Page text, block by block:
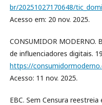
br/20251027170648/
Acesso em: 20 nov. 2025.
CONSUMIDOR MODERNO.
de influenciadores digitais.
https://
Acesso: 11 nov. 2025.
EBC. Sem Censura